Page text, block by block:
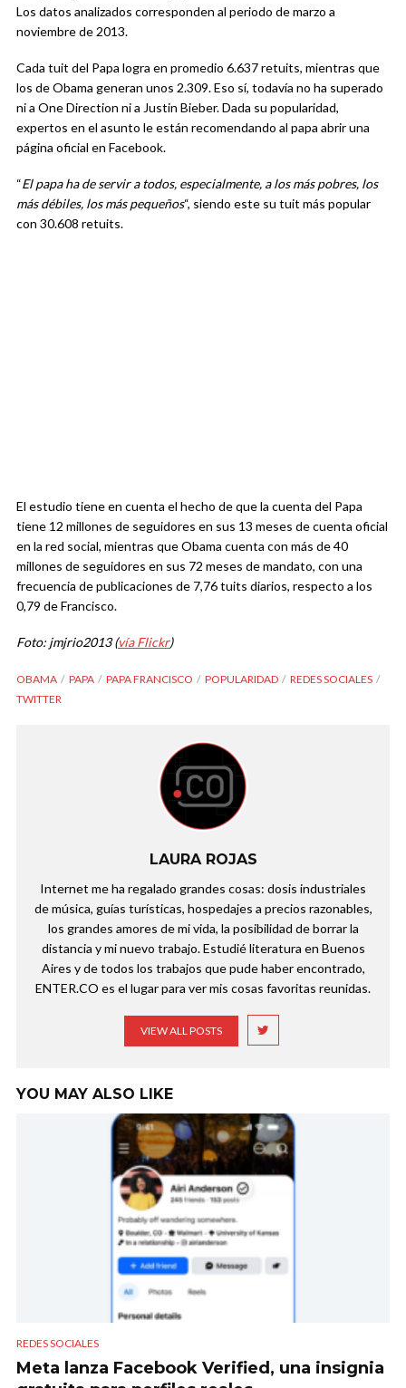
Los datos analizados corresponden al periodo de marzo a
noviembre de 2013.
Cada tuit del Papa logra en promedio 6.637 retuits, mientras que
los de Obama generan unos 2.309. Eso sí, todavía no ha superado
ni a One Direction ni a Justin Bieber. Dada su popularidad,
expertos en el asunto le están recomendando al papa abrir una
página oficial en Facebook.
“El papa ha de servir a todos, especialmente, a los más pobres, los
más débiles, los más pequeños“, siendo este su tuit más popular
con 30.608 retuits.
El estudio tiene en cuenta el hecho de que la cuenta del Papa
tiene 12 millones de seguidores en sus 13 meses de cuenta oficial
en la red social, mientras que Obama cuenta con más de 40
millones de seguidores en sus 72 meses de mandato, con una
frecuencia de publicaciones de 7,76 tuits diarios, respecto a los
0,79 de Francisco.
Foto: jmjrio2013 (vía Flickr)
OBAMA PAPA PAPA FRANCISCO POPULARIDAD
REDES SOCIALES
TWITTER
LAURA ROJAS
Internet me ha regalado grandes cosas: dosis industriales
de música, guías turísticas, hospedajes a precios razonables,
los grandes amores de mi vida, la posibilidad de borrar la
distancia y mi nuevo trabajo. Estudié literatura en Buenos
Aires y de todos los trabajos que pude haber encontrado,
ENTER.CO es el lugar para ver mis cosas favoritas reunidas.
VIEW ALL POSTS
YOU MAY ALSO LIKE
REDES SOCIALES
Meta lanza Facebook Verified, una insignia